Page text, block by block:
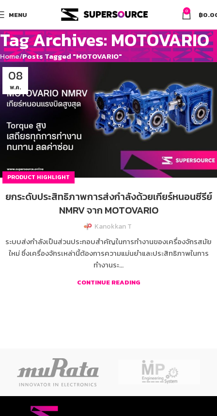
MENU 0 ฿
Tag Archives: MOTOVARIO
Home Posts Tagged "MOTOVARIO"
08
พ.ค.
PRODUCT HIGHLIGHT
ยกระดับประสิทธิภาพการส่งกำลังด้วยเกียร์หนอนซีรีย์
NMRV จาก MOTOVARIO
Kanokkan T
ระบบส่งกำลังเป็นส่วนประกอบสำคัญในการทำงานของเครื่องจักรสมัย
ใหม่ ซึ่งเครื่องจักรเหล่านี้ต้องการความแม่นยำและประสิทธิภาพในการ
ทำงานระ...
CONTINUE READING